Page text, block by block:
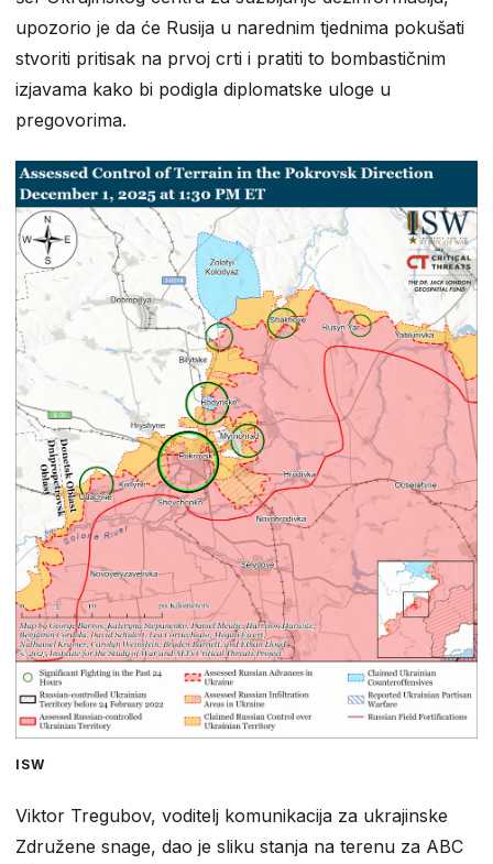
upozorio je da će Rusija u narednim tjednima pokušati
stvoriti pritisak na prvoj crti i pratiti to bombastičnim
izjavama kako bi podigla diplomatske uloge u
pregovorima.
ISW
Viktor Tregubov, voditelj komunikacija za ukrajinske
Združene snage, dao je sliku stanja na terenu za ABC